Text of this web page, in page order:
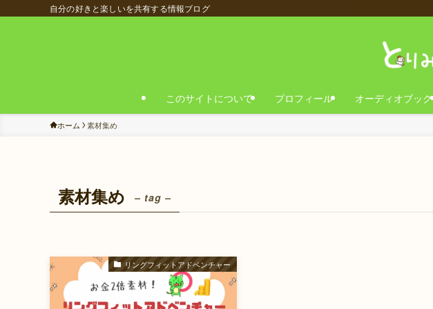
自分の好きと楽しいを共有する情報ブログ
このサイトについて プロフィール オーディオブック
ホーム 素材集め
素材集め – tag –
リングフィットアドベンチャー